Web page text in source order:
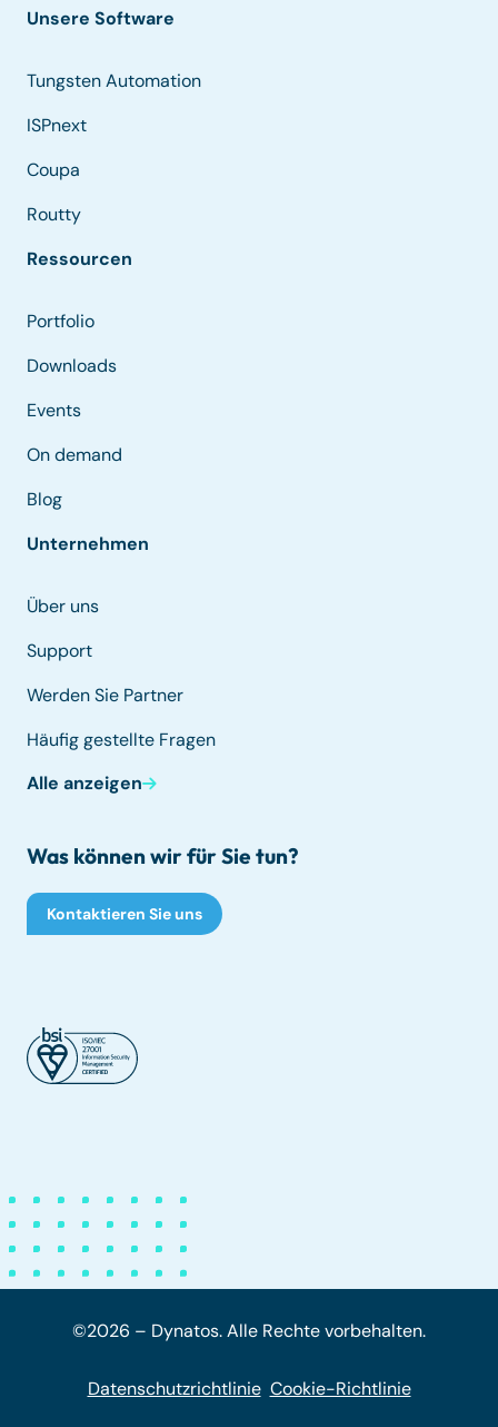
Unsere Software
Tungsten Automation
ISPnext
Coupa
Routty
Ressourcen
Portfolio
Downloads
Events
On demand
Blog
Unternehmen
Über uns
Support
Werden Sie Partner
Häufig gestellte Fragen
Alle anzeigen
Was können wir für Sie tun?
Kontaktieren Sie uns
©2026 – Dynatos. Alle Rechte vorbehalten.
Datenschutzrichtlinie Cookie-Richtlinie